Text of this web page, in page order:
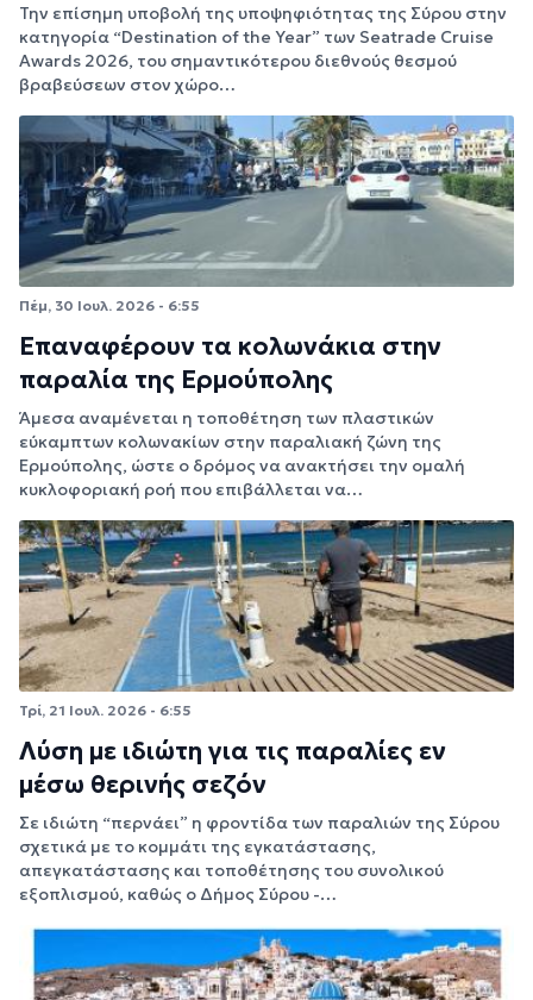
Την επίσημη υποβολή της υποψηφιότητας της Σύρου στην
κατηγορία “Destination of the Year” των Seatrade Cruise
Awards 2026, του σημαντικότερου διεθνούς θεσμού
βραβεύσεων στον χώρο…
Πέμ, 30 Ιουλ. 2026 - 6:55
Επαναφέρουν τα κολωνάκια στην
παραλία της Ερμούπολης
Άμεσα αναμένεται η τοποθέτηση των πλαστικών
εύκαμπτων κολωνακίων στην παραλιακή ζώνη της
Ερμούπολης, ώστε ο δρόμος να ανακτήσει την ομαλή
κυκλοφοριακή ροή που επιβάλλεται να…
Τρί, 21 Ιουλ. 2026 - 6:55
Λύση με ιδιώτη για τις παραλίες εν
μέσω θερινής σεζόν
Σε ιδιώτη “περνάει” η φροντίδα των παραλιών της Σύρου
σχετικά με το κομμάτι της εγκατάστασης,
απεγκατάστασης και τοποθέτησης του συνολικού
εξοπλισμού, καθώς ο Δήμος Σύρου -…